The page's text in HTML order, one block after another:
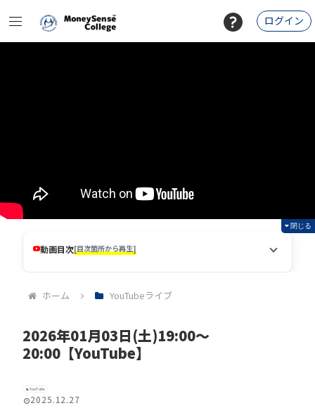
ログイン
ホーム YouTubeライブ
2026年01月03日(土)19:00〜
20:00【YouTube】
YouTube
2025.12.27
閉じる
動画目次[目次箇所から再生]